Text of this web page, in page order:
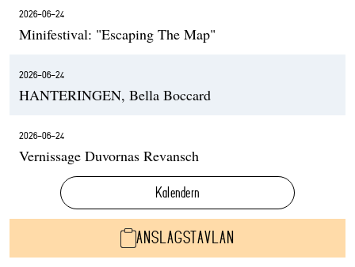
2026-06-24
Minifestival: "Escaping The Map"
2026-06-24
HANTERINGEN, Bella Boccard
2026-06-24
Vernissage Duvornas Revansch
Kalendern
ANSLAGSTAVLAN